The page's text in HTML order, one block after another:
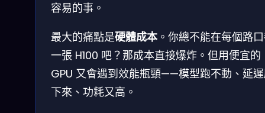
容易的事。
最大的痛點是硬體成本 。你總不能在每個路
一張 H100 吧？那成本直接爆炸。但用便宜的
GPU 又會遇到效能瓶頸——模型跑不動、延
下來、功耗又高。